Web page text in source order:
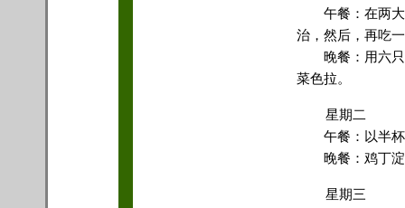
午餐：在两大
治，然后，再吃
晚餐：用六只
菜色拉。
星期二
午餐：以半杯
晚餐：鸡丁淀
星期三